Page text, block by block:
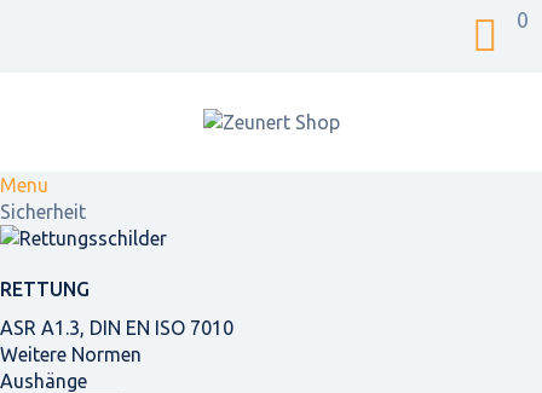
0
Menu
Sicherheit
RETTUNG
ASR A1.3, DIN EN ISO 7010
Weitere Normen
Aushänge